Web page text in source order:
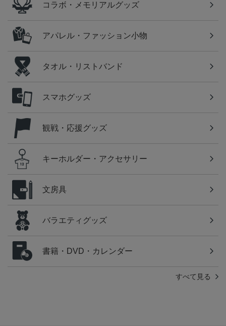
コラボ・メモリアルグッズ
アパレル・ファッション小物
タオル・リストバンド
スマホグッズ
観戦・応援グッズ
キーホルダー・アクセサリー
文房具
バラエティグッズ
書籍・DVD・カレンダー
すべて見る